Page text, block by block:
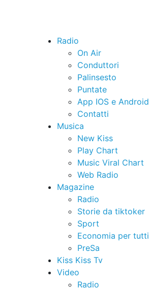
Radio
On Air
Conduttori
Palinsesto
Puntate
App IOS e Android
Contatti
Musica
New Kiss
Play Chart
Music Viral Chart
Web Radio
Magazine
Radio
Storie da tiktoker
Sport
Economia per tutti
PreSa
Kiss Kiss Tv
Video
Radio